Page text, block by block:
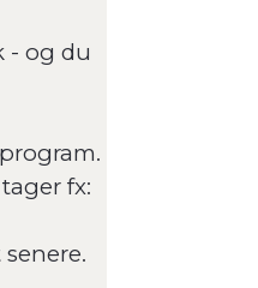
- og du
fx: